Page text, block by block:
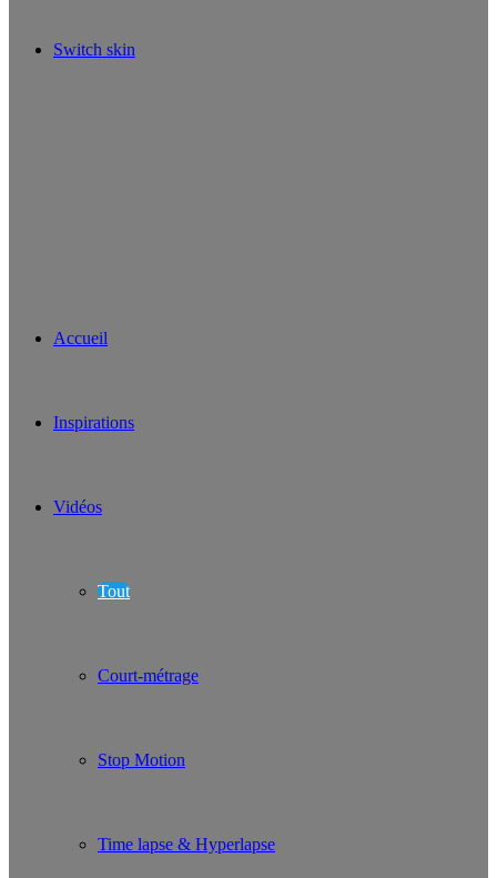
Switch skin
Accueil
Inspirations
Vidéos
Tout
Court-métrage
Stop Motion
Time lapse & Hyperlapse